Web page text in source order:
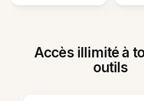
Accès illimité à
outils